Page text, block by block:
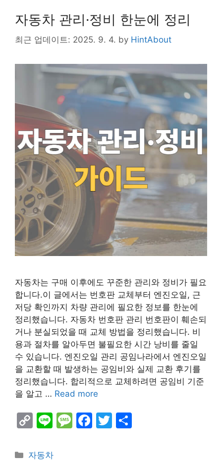
k
e
o
k
자동차 관리·정비 한눈에 정리
최근 업데이트: 2025. 9. 4. by HintAbout
자동차는 구매 이후에도 꾸준한 관리와 정비가 필요
합니다.이 글에서는 번호판 교체부터 엔진오일, 근
저당 확인까지 차량 관리에 필요한 정보를 한눈에
정리했습니다. 자동차 번호판 관리 번호판이 훼손되
거나 분실되었을 때 교체 방법을 정리했습니다. 비
용과 절차를 알아두면 불필요한 시간 낭비를 줄일
수 있습니다. 엔진오일 관리 공임나라에서 엔진오일
을 교환할 때 발생하는 공임비와 실제 교환 후기를
정리했습니다. 합리적으로 교체하려면 공임비 기준
을 알고 … Read more
C
p
Li
e
M F
T
Categories
자동차